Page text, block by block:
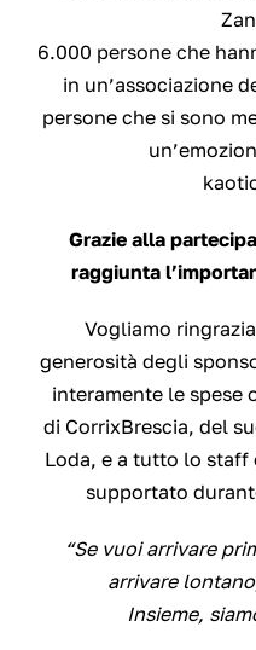
6.000 persone che
in un’associazione
persone che si sono
Grazie alla
raggiunta
Vogliamo
generosità degli
interamente le spese
di CorrixBrescia, del
Loda, e a tutto lo staff
supportato
“Se vuoi arrivare
arrivare
Insieme,